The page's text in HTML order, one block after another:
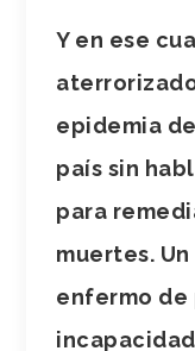
Y en ese
epidemia
país sin
para
muertes.
enfermo de